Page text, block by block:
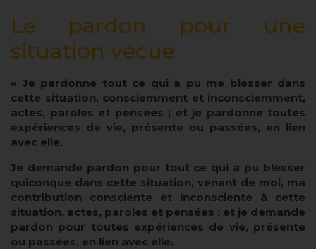
Le pardon pour une
situation vécue
« Je pardonne tout ce qui a pu me blesser dans
cette situation, consciemment et inconsciemment,
actes, paroles et pensées ; et je pardonne toutes
expériences de vie, présente ou passées, en lien
avec elle.
Je demande pardon pour tout ce qui a pu blesser
quiconque dans cette situation, venant de moi, ma
contribution consciente et inconsciente à cette
situation, actes, paroles et pensées ; et je demande
pardon pour toutes expériences de vie, présente
ou passées, en lien avec elle.